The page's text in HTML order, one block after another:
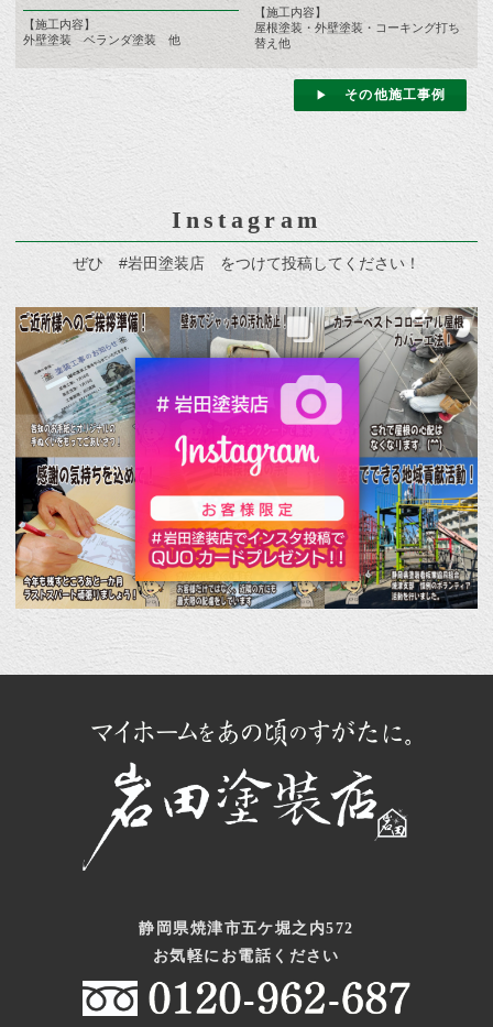
【施工内容】
外壁塗装 ベランダ塗装 他
【施工内容】
屋根塗装・外壁塗装・コーキング打ち
替え他
その他施工事例
Instagram
ぜひ #岩田塗装店 をつけて投稿してください！
静岡県焼津市五ケ堀之内572
お気軽にお電話ください